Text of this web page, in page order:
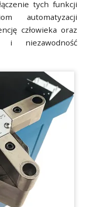
tych funkcji
automatyzacji
człowieka oraz
i niezawodność